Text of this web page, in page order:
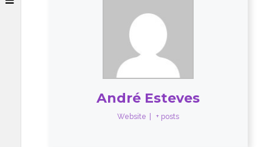
André Esteves
Website + posts